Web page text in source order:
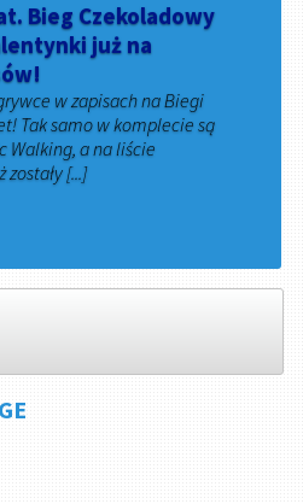
Bieg Czekoladowy
już na
w zapisach na Biegi
Tak samo w komplecie są
Walking, a na liście
[...]